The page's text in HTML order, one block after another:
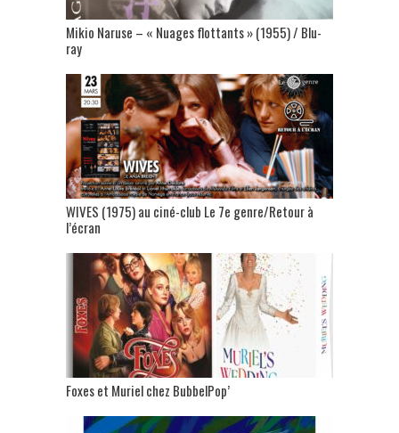
Mikio Naruse – « Nuages flottants » (1955) / Blu-
ray
WIVES (1975) au ciné-club Le 7e genre/Retour à
l’écran
Foxes et Muriel chez BubbelPop’